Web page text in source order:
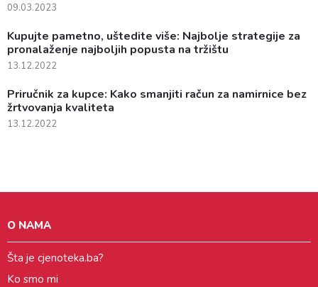
09.03.2023
Kupujte pametno, uštedite više: Najbolje strategije za
pronalaženje najboljih popusta na tržištu
13.12.2022
Priručnik za kupce: Kako smanjiti račun za namirnice bez
žrtvovanja kvaliteta
13.12.2022
O NAMA
Šta je cjenoteka.ba?
Ko smo mi